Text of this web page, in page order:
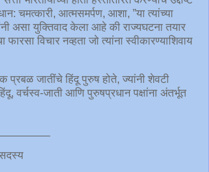
चमत्कारी, आत्मसमर्पण, आशा, ”या त्यांच्या
असा युक्तिवाद केला आहे की राज्यघटना तयार
विचार नव्हता जो त्यांना स्वीकारण्याशिवाय
प्रबळ जातींचे हिंदू पुरुष होते, ज्यांनी शेवटी
वर्चस्व-जाती आणि पुरुषप्रधान पक्षांना अंतर्भूत